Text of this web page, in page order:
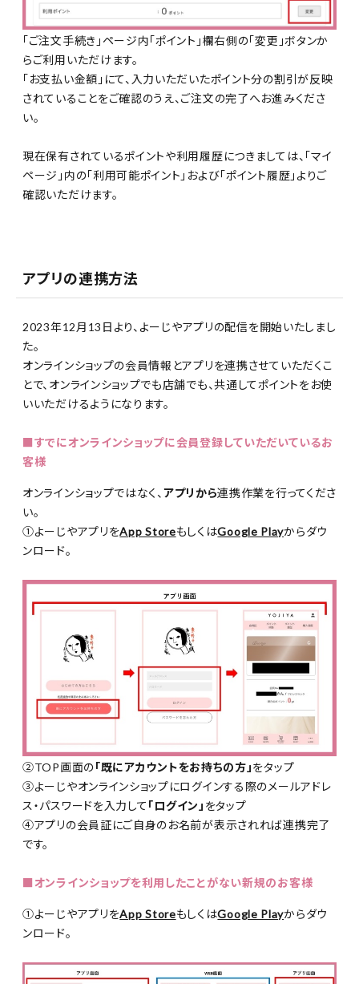
「ご注文手続き」ページ内「ポイント」欄右側の「変更」ボタンか
らご利用いただけます。
「お支払い金額」にて、入力いただいたポイント分の割引が反映
されていることをご確認のうえ、ご注文の完了へお進みくださ
い。
現在保有されているポイントや利用履歴につきましては、「マイ
ページ」内の「利用可能ポイント」および「ポイント履歴」よりご
確認いただけます。
アプリの連携方法
2023年12月13日より、よーじやアプリの配信を開始いたしまし
た。
オンラインショップの会員情報とアプリを連携させていただくこ
とで、オンラインショップでも店舗でも、共通してポイントをお使
いいただけるようになります。
■すでにオンラインショップに会員登録していただいているお
客様
オンラインショップではなく、 アプリから連携作業を行ってくださ
い。
①よーじやアプリをApp StoreもしくはGoogle Playからダウ
ンロード。
②TOP画面の「既にアカウントをお持ちの方」をタップ
③よーじやオンラインショップにログインする際のメールアドレ
ス・パスワードを入力して 「ログイン」 をタップ
④アプリの会員証にご自身のお名前が表示されれば連携完了
です。
■オンラインショップを利用したことがない新規のお客様
①よーじやアプリをApp StoreもしくはGoogle Playからダウ
ンロード。